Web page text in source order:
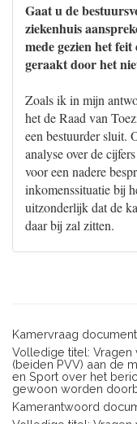
Gaat u de
ziekenhuis
mede gezien het
geraakt door het
Zoals ik in mijn
het de Raad van
een bestuurder sluit.
analyse over de
voor een nadere
inkomenssituatie bij
uitzonderlijk dat de
daar bij zal zitten.
Kamervraag
Volledige titel:
(beiden PVV) aan de
en Sport over het
gewoon worden
Kamerantwoord